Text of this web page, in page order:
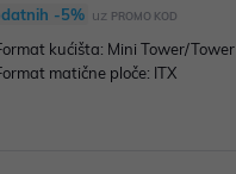
-5% uz PROMO KOD
kućišta: Mini Tower/Tower
matične ploče: ITX